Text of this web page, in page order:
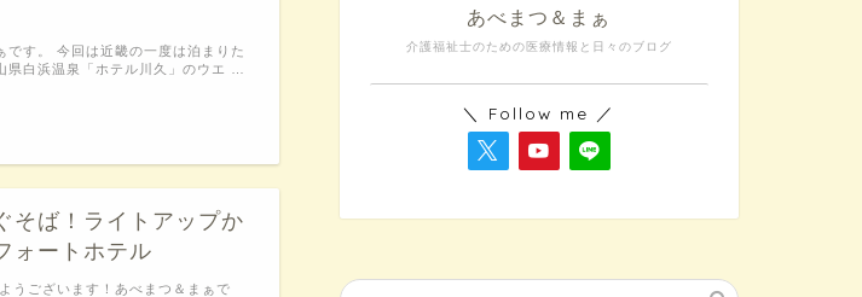
です。 今回は近畿の一度は泊まりた
白浜温泉「ホテル川久」のウエ …
そば！ライトアップか
ォートホテル
ざいます！あべまつ＆まぁで
介護福祉士のための医療情報と日々のブログ
あべまつ＆まぁ
＼ Follow me ／